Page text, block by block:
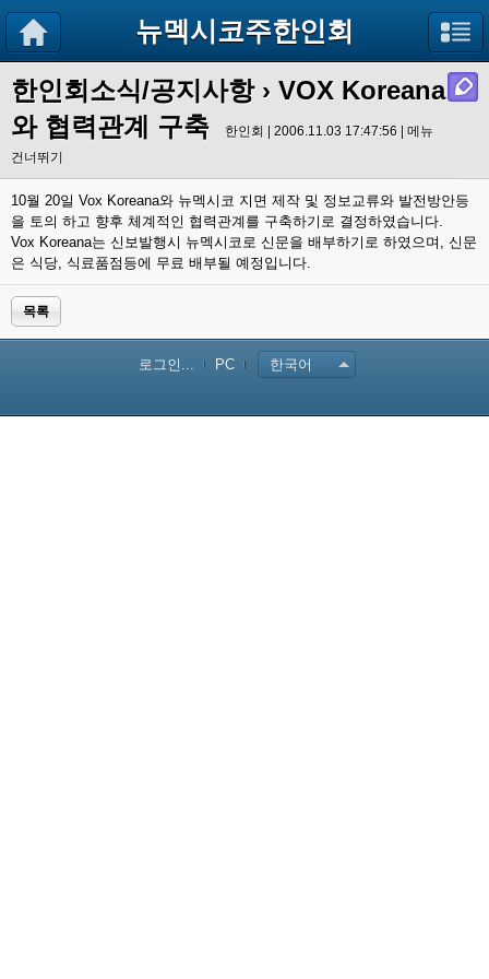
뉴멕시코주한인회
한인회소식/공지사항› VOX Koreana
와 협력관계 구축
한인회 | 2006.11.03 17:47:56 | 메뉴
건너뛰기
10월 20일 Vox Koreana와 뉴멕시코 지면 제작 및 정보교류와 발전방안등
을 토의 하고 향후 체계적인 협력관계를 구축하기로 결정하였습니다.
Vox Koreana는 신보발행시 뉴멕시코로 신문을 배부하기로 하였으며, 신문
은 식당, 식료품점등에 무료 배부될 예정입니다.
목록
로그인... PC 한국어